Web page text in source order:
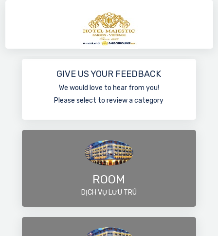
GIVE US YOUR FEEDBACK
We would love to hear from you!
Please select to review a category
ROOM
DỊCH VỤ LƯU TRÚ